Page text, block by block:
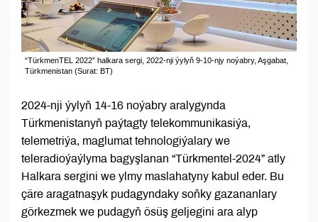
“TürkmenTEL 2022” halkara sergi, 2022-nji ýylyň 9-10-njy noýabry, Aşgabat,
Türkmenistan (Surat: BT)
2024-nji ýylyň 14-16 noýabry aralygynda
Türkmenistanyň paýtagty telekommunikasiýa,
telemetriýa, maglumat tehnologiýalary we
teleradioýaýlyma bagyşlanan “Türkmentel-2024” atly
Halkara sergini we ylmy maslahatyny kabul eder. Bu
çäre aragatnaşyk pudagyndaky soňky gazananlary
görkezmek we pudagyň ösüş geljegini ara alyp